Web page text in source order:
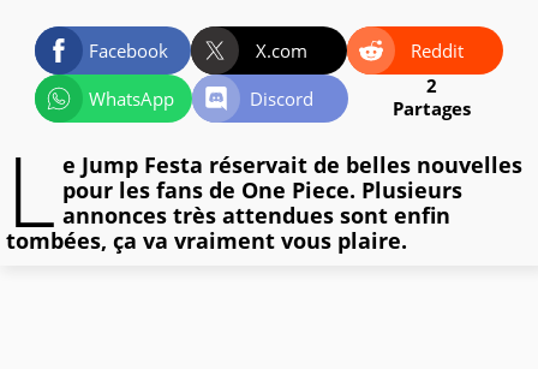
Facebook X.com
Reddit
WhatsApp
Discord
2
Partages
L e Jump Festa réservait de belles nouvelles
pour les fans de One Piece. Plusieurs
annonces très attendues sont enfin
tombées, ça va vraiment vous plaire.